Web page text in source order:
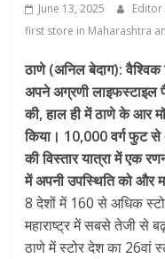
June 13, 2025 Editor
first store in Maharashtra
ठाणे (अनिल बेदाग): वैश्विक
अपने अग्रणी लाइफस्टाइल
की, हाल ही में ठाणे के आर
किया। 10,000 वर्ग फुट से
की विस्तार यात्रा में एक
में अपनी उपस्थिति को और
8 देशों में 160 से अधिक
महाराष्ट्र में सबसे तेजी से
ठाणे में स्टोर देश का 26वां